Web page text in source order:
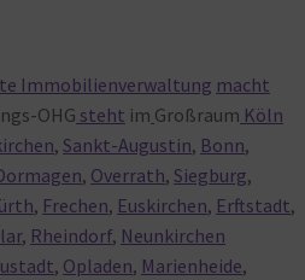
Immobilienverwaltung macht
OHG steht im Großraum Köln
,Sankt-Augustin, Bonn,
, Overrath,Siegburg,
, Frechen, Euskirchen, Erftstadt,
, Rheindorf, Neunkirchen
, Opladen, Marienheide,